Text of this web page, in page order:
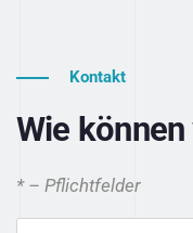
Kontakt
Wie
* – Pflichtfelder